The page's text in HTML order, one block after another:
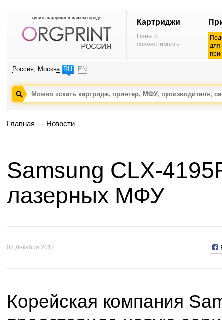
купить картридж в вашем городе Картриджи
Цены и
совместимость
для
Россия, Москва RU EN
Главная → Новости
Samsung CLX-
лазерных МФУ
03 Декабря 2012
Корейская компания